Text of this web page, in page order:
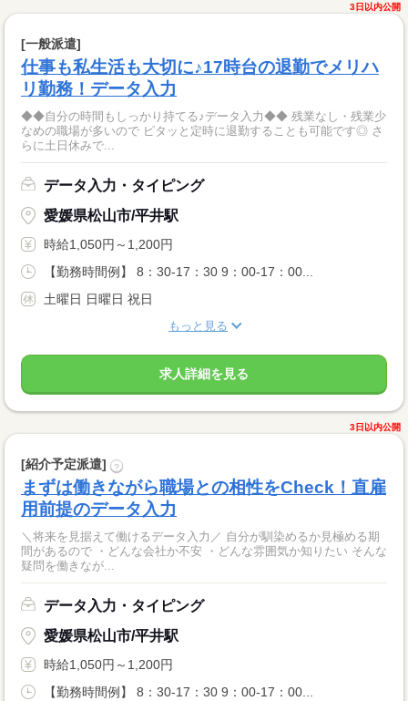
3日以内公開
[一般派遣]
仕事も私生活も大切に♪17時台の退勤でメリハ
リ勤務！データ入力
◆◆自分の時間もしっかり持てる♪データ入力◆◆ 残業なし・残業少
なめの職場が多いので ピタッと定時に退勤することも可能です◎ さ
らに土日休みで...
データ入力・タイピング
愛媛県松山市/平井駅
時給1,050円～1,200円
【勤務時間例】 8：30-17：30 9：00-17：00...
土曜日 日曜日 祝日
もっと見る
求人詳細を見る
3日以内公開
[紹介予定派遣] ?
まずは働きながら職場との相性をCheck！直雇
用前提のデータ入力
＼将来を見据えて働けるデータ入力／ 自分が馴染めるか見極める期
間があるので ・どんな会社か不安 ・どんな雰囲気か知りたい そんな
疑問を働きなが...
データ入力・タイピング
愛媛県松山市/平井駅
時給1,050円～1,200円
【勤務時間例】 8：30-17：30 9：00-17：00...